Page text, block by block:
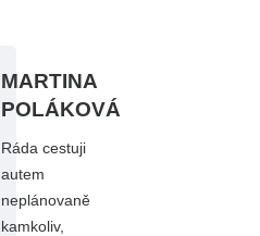
MARTINA
POLÁKOVÁ
Ráda cestuji
autem
neplánovaně
kamkoliv,